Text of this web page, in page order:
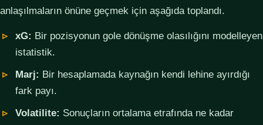
anlaşılmaların önüne geçmek için aşağıda toplandı.
xG: Bir pozisyonun gole dönüşme olasılığını modelleyen
istatistik.
Marj: Bir hesaplamada kaynağın kendi lehine ayırdığı
fark payı.
Volatilite: Sonuçların ortalama etrafında ne kadar